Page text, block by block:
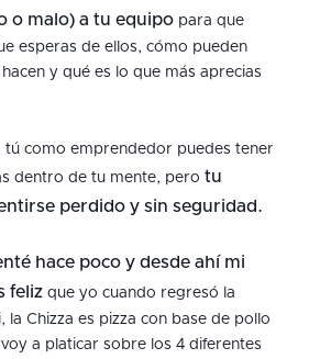
o malo) a tu equipopara que
esperas de ellos, cómo pueden
y qué es lo que más aprecias
tú como emprendedor puedes tener
dentro de tu mente, pero tu
perdido y sin seguridad.
hace poco y desde ahí mi
felizque yo cuando regresó la
la Chizza es pizza con base de pollo
a platicar sobre los 4 diferentes